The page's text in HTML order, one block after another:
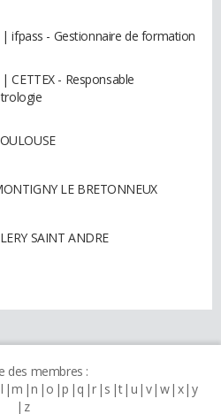
ifpass - Gestionnaire de formation
CETTEX - Responsable
LE BRETONNEUX
SAINT ANDRE
des membres :
l m n o p q r s t u v w x y
z